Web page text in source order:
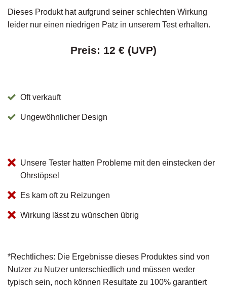
Dieses Produkt hat aufgrund seiner schlechten Wirkung
leider nur einen niedrigen Patz in unserem Test erhalten.
Preis: 12 € (UVP)
Oft verkauft
Ungewöhnlicher Design
Unsere Tester hatten Probleme mit den einstecken der
Ohrstöpsel
Es kam oft zu Reizungen
Wirkung lässt zu wünschen übrig
*Rechtliches: Die Ergebnisse dieses Produktes sind von
Nutzer zu Nutzer unterschiedlich und müssen weder
typisch sein, noch können Resultate zu 100% garantiert